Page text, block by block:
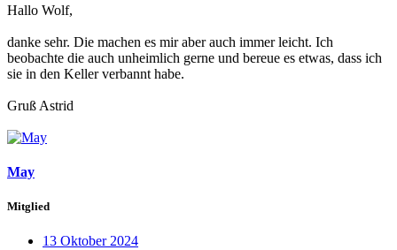
Hallo Wolf,
danke sehr. Die machen es mir aber auch immer leicht. Ich
beobachte die auch unheimlich gerne und bereue es etwas, dass ich
sie in den Keller verbannt habe.
Gruß Astrid
May
Mitglied
13 Oktober 2024